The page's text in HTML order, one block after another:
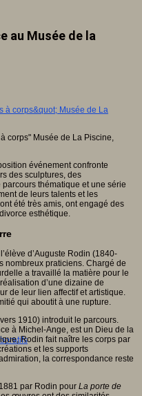
au Musée de la
corps" Musée de La Piscine,
événement confronte
des sculptures, des
thématique et une série
de leurs talents et les
été très amis, ont engagé des
esthétique.
d’Auguste Rodin (1840-
nombreux praticiens. Chargé de
a travaillé la matière pour le
d’une dizaine de
de leur lien affectif et artistique.
qui aboutit à une rupture.
1910) introduit le parcours.
à Michel-Ange, est un Dieu de la
Rodin fait naître les corps par
et les supports
la correspondance reste
par Rodin pour La porte de